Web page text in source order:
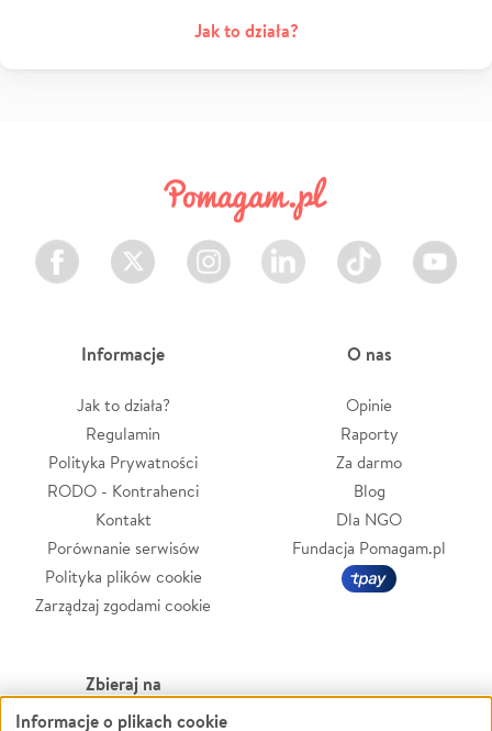
Jak to działa?
Facebook Twitter Instagram LinkedIn TikTok Youtube
Informacje
Jak to działa?
Regulamin
Polityka Prywatności
RODO - Kontrahenci
Kontakt
Porównanie serwisów
Polityka plików cookie
Zarządzaj zgodami cookie
O nas
Opinie
Raporty
Za darmo
Blog
Dla NGO
Fundacja Pomagam.pl
Zbieraj na
Informacje o plikach cookie